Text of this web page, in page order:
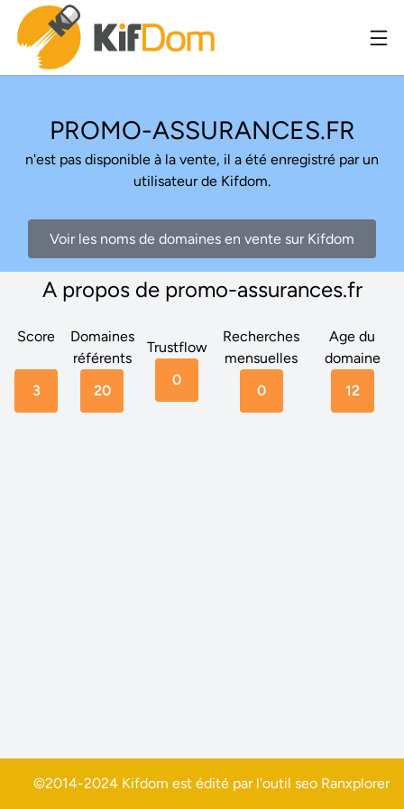
PROMO-ASSURANCES.FR
n'est pas disponible à la vente, il a été enregistré par un
utilisateur de Kifdom.
Voir les noms de domaines en vente sur Kifdom
A propos de promo-assurances.fr
Score
3
Domaines
référents
20
Trustflow
0
Recherches
mensuelles
0
Age du
domaine
12
©2014-2024 Kifdom est édité par l'outil seo Ranxplorer